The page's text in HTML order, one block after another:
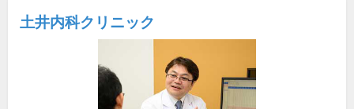
土井内科クリニック